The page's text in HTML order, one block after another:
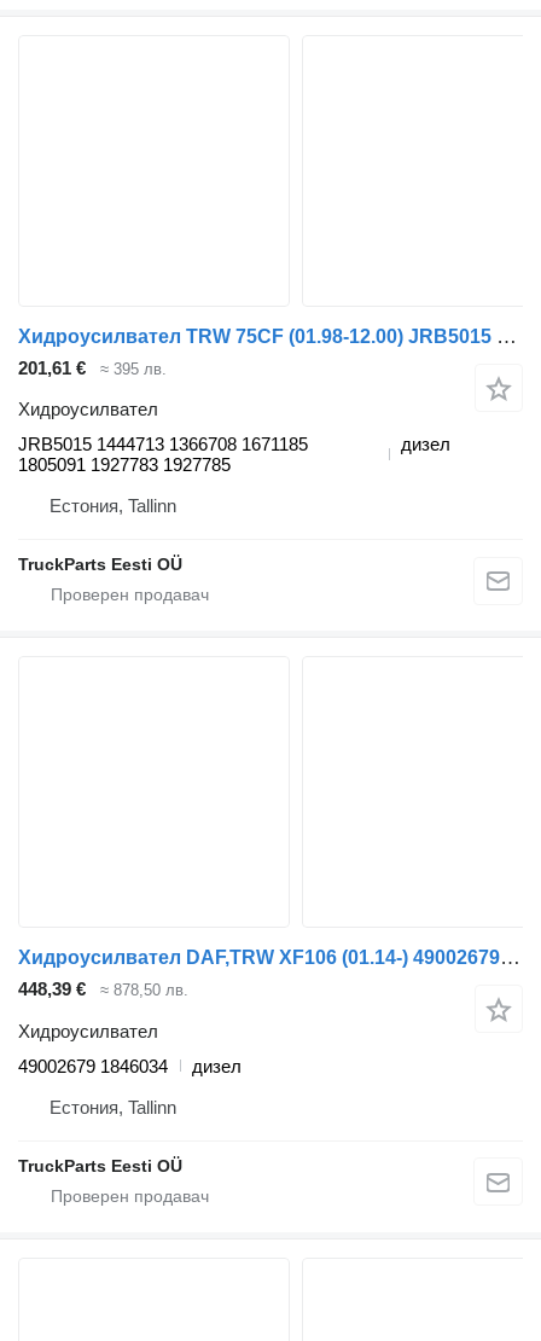
Хидроусилвател TRW 75CF (01.98-12.00) JRB5015 за влекач DAF 65CF, 75CF, 85CF, 95XF (1997-2002)
201,61 € ≈ 395 лв.
Хидроусилвател
JRB5015 1444713 1366708 1671185
1805091 1927783 1927785
дизел
Естония, Tallinn
TruckParts Eesti OÜ
Хидроусилвател DAF,TRW XF106 (01.14-) 49002679 за влекач DAF XF106 (2014-)
448,39 € ≈ 878,50 лв.
Хидроусилвател
49002679 1846034
дизел
Естония, Tallinn
TruckParts Eesti OÜ